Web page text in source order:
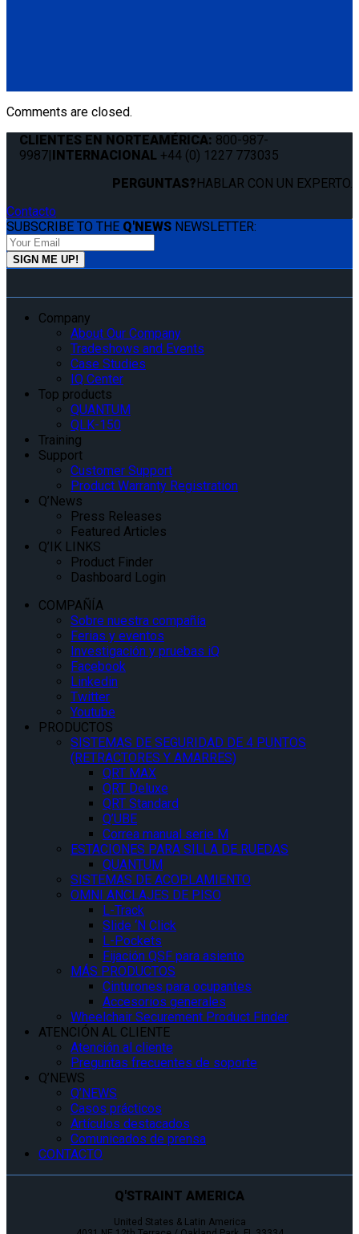
Comments are closed.
CLIENTES EN NORTEAMÉRICA: 800-987-
9987|INTERNACIONAL +44 (0) 1227 773035
PERGUNTAS?HABLAR CON UN EXPERTO.
Contacto
SUBSCRIBE TO THE Q'NEWS NEWSLETTER:
Company
About Our Company
Tradeshows and Events
Case Studies
IQ Center
Top products
QUANTUM
QLK-150
Training
Support
Customer Support
Product Warranty Registration
Q’News
Press Releases
Featured Articles
Q’IK LINKS
Product Finder
Dashboard Login
COMPAÑÍA
Sobre nuestra compañía
Ferias y eventos
Investigación y pruebas iQ
Facebook
Linkedin
Twitter
Youtube
PRODUCTOS
SISTEMAS DE SEGURIDAD DE 4 PUNTOS
(RETRACTORES Y AMARRES)
QRT MAX
QRT Deluxe
QRT Standard
Q’UBE
Correa manual serie M
ESTACIONES PARA SILLA DE RUEDAS
QUANTUM
SISTEMAS DE ACOPLAMIENTO
OMNI ANCLAJES DE PISO
L-Track
Slide ‘N Click
L-Pockets
Fijación QSF para asiento
MÁS PRODUCTOS
Cinturones para ocupantes
Accesorios generales
Wheelchair Securement Product Finder
ATENCIÓN AL CLIENTE
Atención al cliente
Preguntas frecuentes de soporte
Q’NEWS
Q’NEWS
Casos prácticos
Artículos destacados
Comunicados de prensa
CONTACTO
Q'STRAINT AMERICA
United States & Latin America